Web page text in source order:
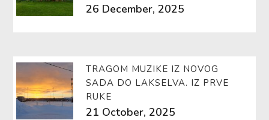
26 December, 2025
TRAGOM MUZIKE IZ NOVOG
SADA DO LAKSELVA. IZ PRVE
RUKE
21 October, 2025